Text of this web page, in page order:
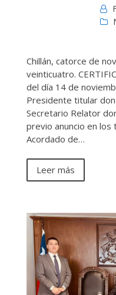
Chillán, catorce de
veinticuatro.
del día 14 de
Presidente titular don
Secretario Relator
previo anuncio en
Acordado de…
Leer más